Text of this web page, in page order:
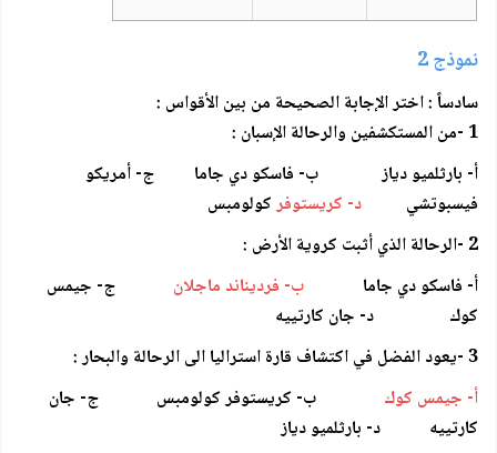
نموذج 2
سادساً : اختر الإجابة الصحيحة من بين الأقواس :
1 -من المستكشفين والرحالة الإسبان :
أ- بارثلميو دياز ب- فاسكو دي جاما ج- أمريكو
فيسبوتشي د- كريستوفركولومبس
2 -الرحالة الذي أثبت كروية الأرض :
أ- فاسكو دي جاما
ب- فرديناند ماجلان
ج- جيمس
كوك د- جان كارتييه
3 -يعود الفضل في اكتشاف قارة استراليا الى الرحالة والبحار :
أ- جيمس كوك
ب- كريستوفر كولومبس ج- جان
كارتييه د- بارثلميو دياز